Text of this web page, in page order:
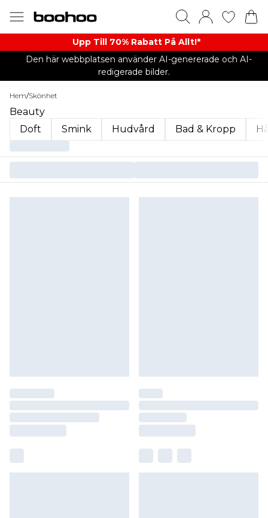
Upp Till 70% Rabatt På Allt!*
Den här webbplatsen använder AI-genererade och AI-
redigerade bilder.
Hem/Skönhet
Beauty
Doft
Smink Hudvård Bad & Kropp